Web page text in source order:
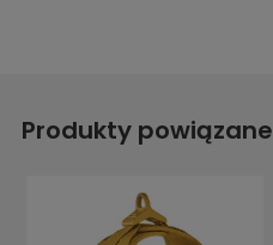
Produkty powiązane